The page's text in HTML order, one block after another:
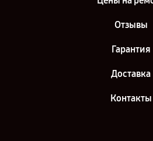
Отзывы
Гарантия
Доставка
Контакты